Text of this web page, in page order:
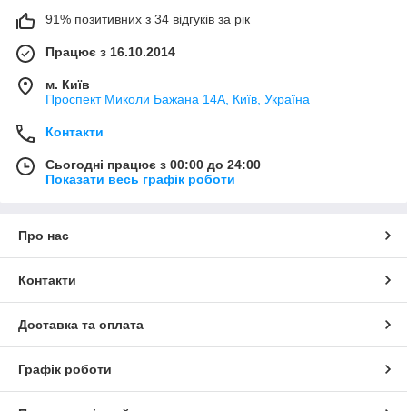
91% позитивних з 34 відгуків за рік
Працює з 16.10.2014
м. Київ
Проспект Миколи Бажана 14А, Київ, Україна
Контакти
Сьогодні працює з 00:00 до 24:00
Показати весь графік роботи
Про нас
Контакти
Доставка та оплата
Графік роботи